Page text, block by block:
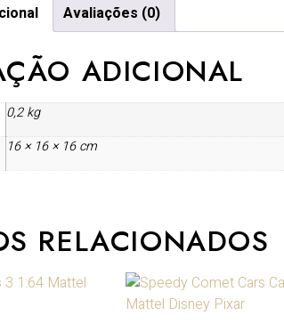
Avaliações (0)
ADICIONAL
0,2 kg
16 × 16 × 16 cm
RELACIONADOS